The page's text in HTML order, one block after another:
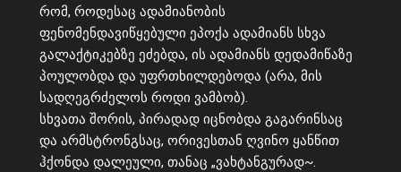
რომ, როდესაც ადამიანობის
ფენომენდავიწყებული ეპოქა ადამიანს სხვა
გალაქტიკებზე ეძებდა, ის ადამიანს დედამიწაზე
პოულობდა და უფრთხილდებოდა (არა, მის
სადღეგრძელოს როდი ვამბობ).
სხვათა შორის, პირადად იცნობდა გაგარინსაც
და არმსტრონგსაც, ორივესთან ღვინო ყანწით
ჰქონდა დალეული, თანაც „ვახტანგურად~.